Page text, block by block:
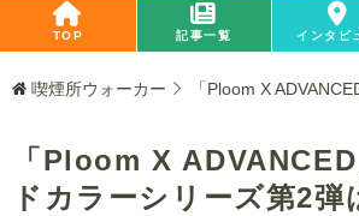
TOP 記事一覧 インタビ
喫煙所ウォーカー 「Ploom X
「Ploom X
ドカラーシリーズ第2弾